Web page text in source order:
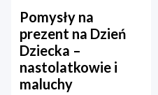
Pomysły na
prezent na Dzień
Dziecka –
nastolatkowie i
maluchy